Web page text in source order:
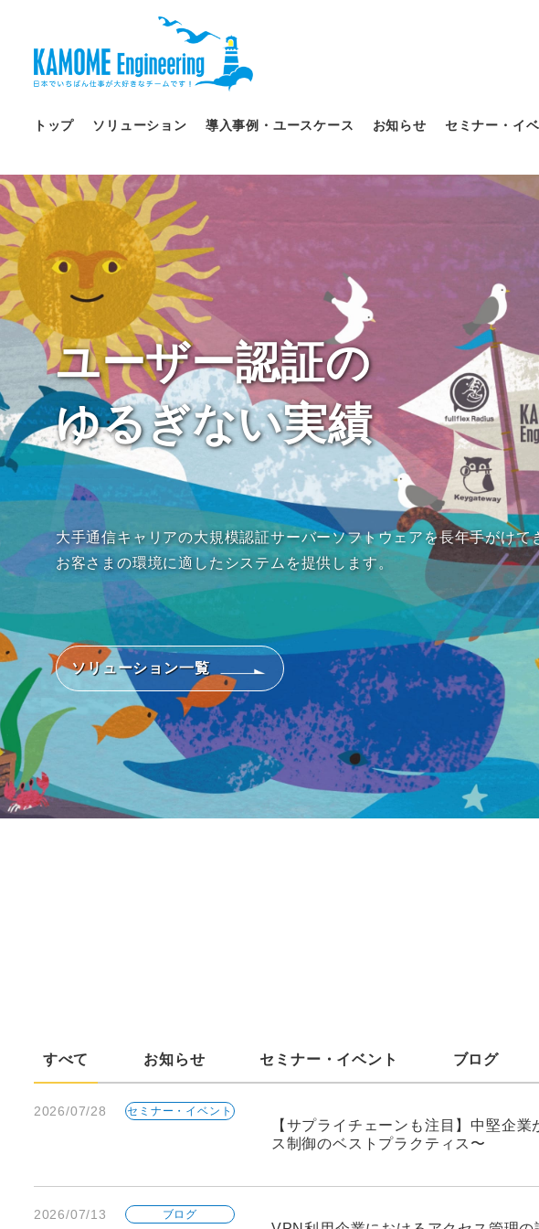
トップ ソリューション 導入事例・ユースケース お知らせ セミナー・イ
ユーザー認証の
ゆるぎない実績
大手通信キャリアの大規模認証サーバーソフトウェアを長年手がけて
お客さまの環境に適したシステムを提供します。
ソリューション一覧
すべて お知らせ セミナー・イベント ブログ
2026/07/28 セミナー・イベント
【サプライチェーンも注目】中堅企
ス制御のベストプラクティス〜
2026/07/13 ブログ